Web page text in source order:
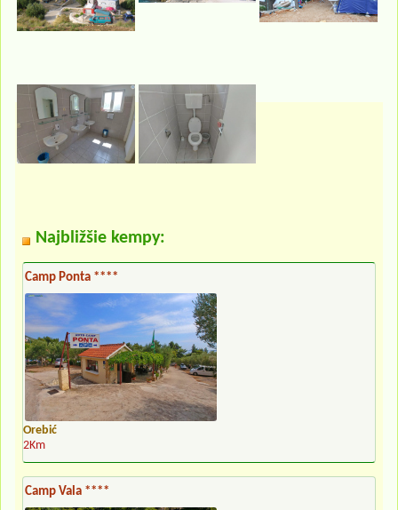
Najbližšie kempy:
Camp Ponta ****
Orebić
2Km
Camp Vala ****